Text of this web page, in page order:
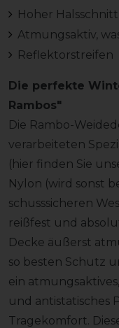
Hoher
Atmungsaktiv,
Reflektorstreifen
Die perfekte
Rambos"
Die Rambo-
verarbeiteten
(hier finden Sie
Nylon (wird sonst
schusssicheren
reißfest und
Decke äußerst
so besten Schutz
ein
und antistatisches
Tragekomfort.